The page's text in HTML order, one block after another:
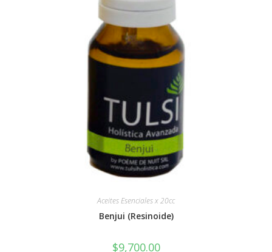
Aceites Esenciales x 20cc
Benjui (Resinoide)
$9,700.00